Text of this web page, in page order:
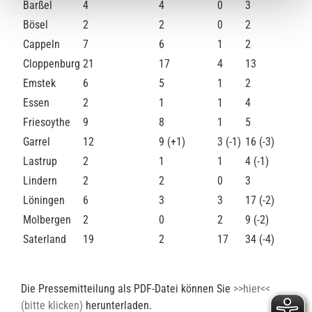
Barßel
4 4 0
3
Bösel
2 2 0
2
Cappeln
7 6 1
2
Cloppenburg 21 17 4
13
Emstek
6 5 1
2
Essen
2 1 1
4
Friesoythe
9 8 1
5
Garrel
12 9 (+1) 3 (-1) 16 (-3)
Lastrup
2 1 1
4 (-1)
Lindern
2 2 0
3
Löningen
6 3 3
17 (-2)
Molbergen
2 0 2
9 (-2)
Saterland
19 2 17 34 (-4)
Die Pressemitteilung als PDF-Datei können Sie >>hier<<
(bitte klicken) herunterladen.